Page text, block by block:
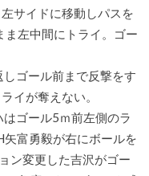
サイドに移動しパスを
ま左中間にトライ。ゴー
ゴール前まで反撃をす
イが奪えない。
ゴール5ｍ前左側のラ
富勇毅が右にボールを
ン変更した吉沢がゴー